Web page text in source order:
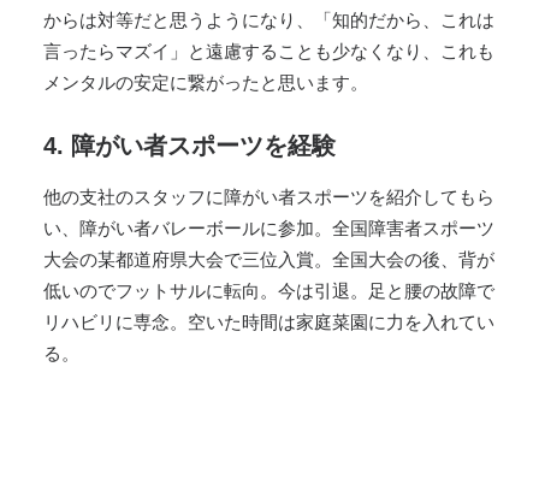
からは対等だと思うようになり、「知的だから、これは
言ったらマズイ」と遠慮することも少なくなり、これも
メンタルの安定に繋がったと思います。
4. 障がい者スポーツを経験
他の支社のスタッフに障がい者スポーツを紹介してもら
い、障がい者バレーボールに参加。全国障害者スポーツ
大会の某都道府県大会で三位入賞。全国大会の後、背が
低いのでフットサルに転向。今は引退。足と腰の故障で
リハビリに専念。空いた時間は家庭菜園に力を入れてい
る。